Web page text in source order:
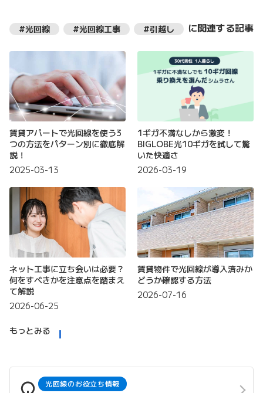
#光回線 #光回線工事 #引越し に関連する記事
賃貸アパートで光回線を使う3
つの方法をパターン別に徹底解
説！
2025-03-13
1ギガ不満なしから激変！
BIGLOBE光10ギガを試して驚
いた快適さ
2026-03-19
ネット工事に立ち会いは必要？
何をすべきかを注意点を踏まえ
て解説
2026-06-25
賃貸物件で光回線が導入済みか
どうか確認する方法
2026-07-16
もっとみる
光回線のお役立ち情報